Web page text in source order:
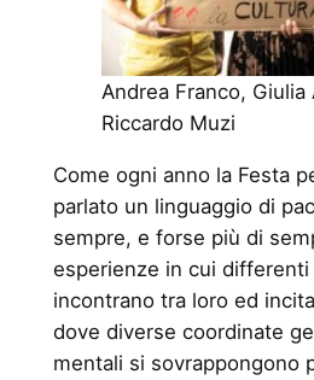
Andrea Franco, Giulia
Riccardo Muzi
Come ogni anno la Festa
parlato un linguaggio di
sempre, e forse più di
esperienze in cui
incontrano tra loro ed
dove diverse coordinate
mentali si sovrappongono